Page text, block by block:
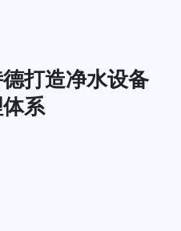
打造净水设备
系